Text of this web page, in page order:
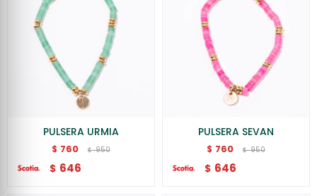
PULSERA URMIA
$ 760 $ 950
$ 646
PULSERA SEVAN
$ 760 $ 950
$ 646